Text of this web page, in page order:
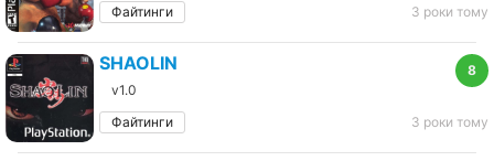
Файтинги
3 роки тому
8
SHAOLIN
v1.0
Файтинги
3 роки тому